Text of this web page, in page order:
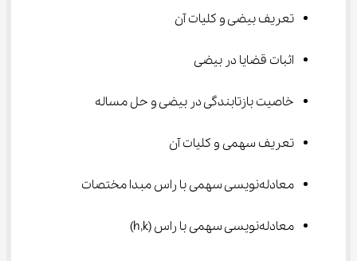
تعریف بیضی و کلیات آن
اثبات قضایا در بیضی
خاصیت بازتابندگی در بیضی و حل مساله
تعریف سهمی و کلیات آن
معادله‌نویسی سهمی با راس مبدا مختصات
معادله‌نویسی سهمی با راس (h,k)